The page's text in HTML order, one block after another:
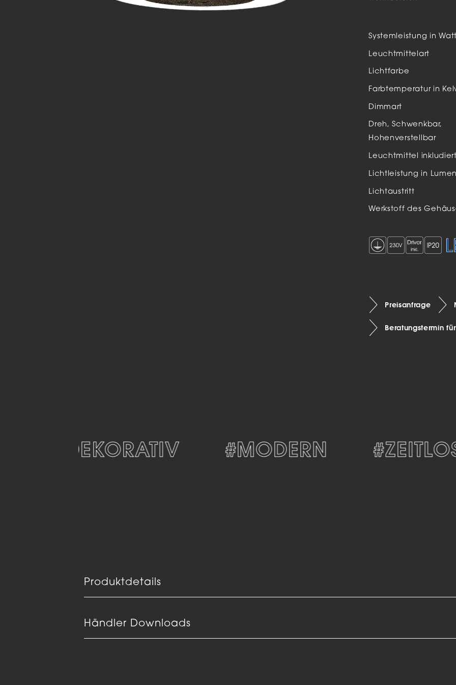
Systemleistung in Watt
Leuchtmittelart
Lichtfarbe
Farbtemperatur in
Dimmart
Dreh, Schwenkbar,
Hohenverstellbar
Leuchtmittel inkludiert
Lichtleistung in Lumen
Lichtaustritt
Werkstoff des
Preisanfrage
Beratungstermin
#DEKORATIV #MODERN #ZEITLOS
Produktdetails
Händler Downloads